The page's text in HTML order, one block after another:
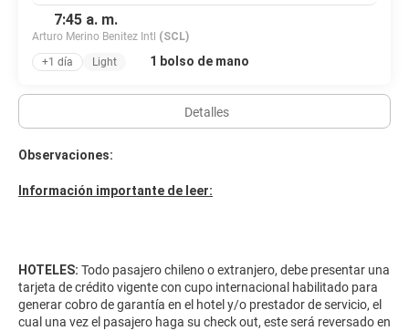
7:45 a. m.
Arturo Merino Benitez Intl (SCL)
+1 día
Light 1 bolso de mano
Detalles
Observaciones:
Información importante de leer:
HOTELES: Todo pasajero chileno o extranjero, debe presentar una
tarjeta de crédito vigente con cupo internacional habilitado para
generar cobro de garantía en el hotel y/o prestador de servicio, el
cual una vez el pasajero haga su check out, este será reversado en